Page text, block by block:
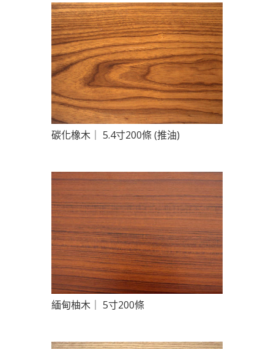
碳化橡木｜ 5.4寸200條 (推油)
緬甸柚木｜ 5寸200條